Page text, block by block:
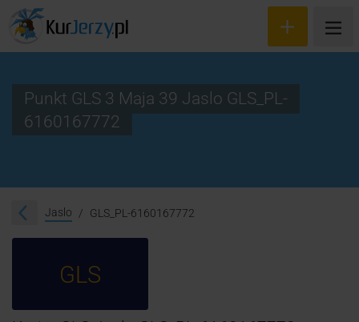
Śledzenie przesyłki
Punkt GLS 3 Maja 39 Jaslo GLS_PL-
6160167772
Jaslo GLS_PL-6160167772
GLS